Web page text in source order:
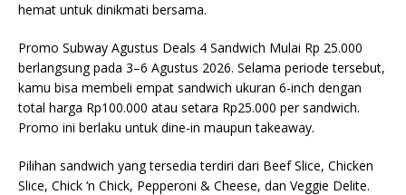
hemat untuk dinikmati bersama.
Promo Subway Agustus Deals 4 Sandwich Mulai Rp 25.000
berlangsung pada 3–6 Agustus 2026. Selama periode tersebut,
kamu bisa membeli empat sandwich ukuran 6-inch dengan
total harga Rp100.000 atau setara Rp25.000 per sandwich.
Promo ini berlaku untuk dine-in maupun takeaway.
Pilihan sandwich yang tersedia terdiri dari Beef Slice, Chicken
Slice, Chick ‘n Chick, Pepperoni & Cheese, dan Veggie Delite.